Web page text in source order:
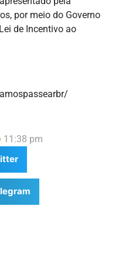
por meio do Governo
de Incentivo ao
11:38 pm